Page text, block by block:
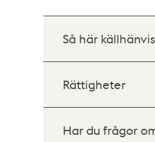
Så här
Rättigheter
Har du frågor